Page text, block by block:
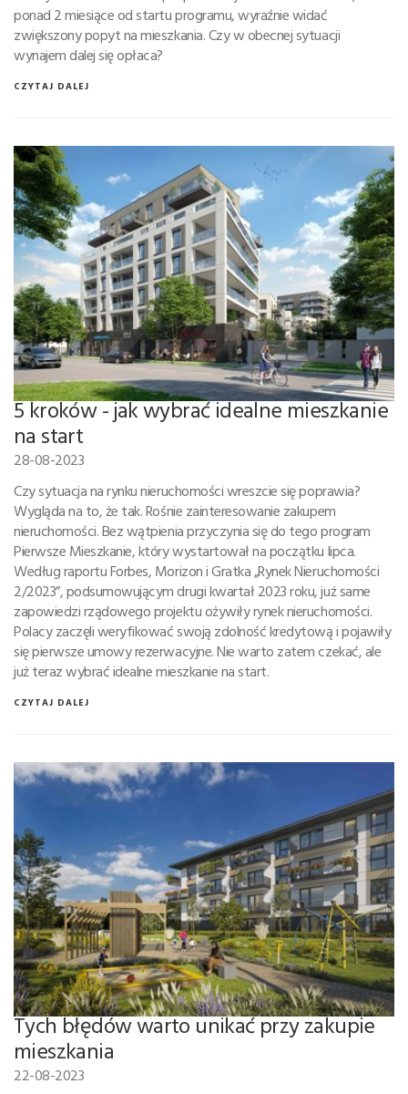
ponad 2 miesiące od startu programu, wyraźnie widać
zwiększony popyt na mieszkania. Czy w obecnej sytuacji
wynajem dalej się opłaca?
CZYTAJ DALEJ
5 kroków - jak wybrać idealne mieszkanie
na start
28-08-2023
Czy sytuacja na rynku nieruchomości wreszcie się poprawia?
Wygląda na to, że tak. Rośnie zainteresowanie zakupem
nieruchomości. Bez wątpienia przyczynia się do tego program
Pierwsze Mieszkanie, który wystartował na początku lipca.
Według raportu Forbes, Morizon i Gratka „Rynek Nieruchomości
2/2023”, podsumowującym drugi kwartał 2023 roku, już same
zapowiedzi rządowego projektu ożywiły rynek nieruchomości.
Polacy zaczęli weryfikować swoją zdolność kredytową i pojawiły
się pierwsze umowy rezerwacyjne. Nie warto zatem czekać, ale
już teraz wybrać idealne mieszkanie na start.
CZYTAJ DALEJ
Tych błędów warto unikać przy zakupie
mieszkania
22-08-2023